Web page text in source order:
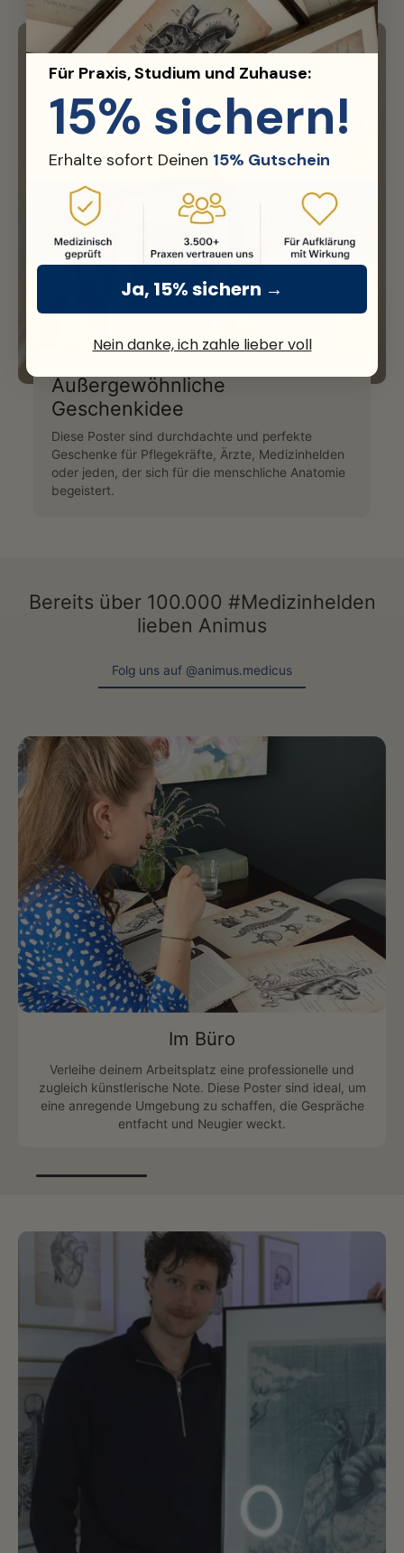
Außergewöhnliche
Geschenkidee
Diese Poster sind durchdachte und perfekte
Geschenke für Pflegekräfte, Ärzte, Medizinhelden
oder jeden, der sich für die menschliche Anatomie
begeistert.
Bereits über 100.000 #Medizinhelden
lieben Animus
Folg uns auf @animus.medicus
Folg uns auf @animus.medicus
Im Büro
Verleihe deinem Arbeitsplatz eine professionelle und
zugleich künstlerische Note. Diese Poster sind ideal, um
eine anregende Umgebung zu schaffen, die Gespräche
entfacht und Neugier weckt.
Für Praxis, Studium und Zuhause:
15% sichern!
Erhalte sofort Deinen 15% Gutschein
Ja, 15% sichern →
Nein danke, ich zahle lieber voll